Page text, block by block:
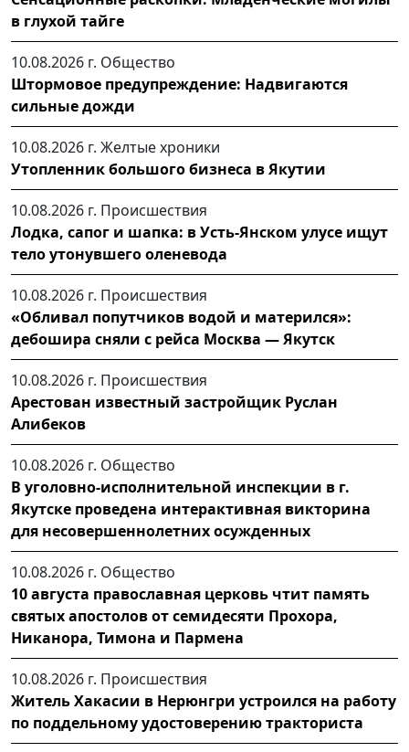
в глухой тайге
10.08.2026 г. Общество
Штормовое предупреждение: Надвигаются
сильные дожди
10.08.2026 г. Желтые хроники
Утопленник большого бизнеса в Якутии
10.08.2026 г. Происшествия
Лодка, сапог и шапка: в Усть-Янском улусе ищут
тело утонувшего оленевода
10.08.2026 г. Происшествия
«Обливал попутчиков водой и матерился»:
дебошира сняли с рейса Москва — Якутск
10.08.2026 г. Происшествия
Арестован известный застройщик Руслан
Алибеков
10.08.2026 г. Общество
В уголовно-исполнительной инспекции в г.
Якутске проведена интерактивная викторина
для несовершеннолетних осужденных
10.08.2026 г. Общество
10 августа православная церковь чтит память
святых апостолов от семидесяти Прохора,
Никанора, Тимона и Пармена
10.08.2026 г. Происшествия
Житель Хакасии в Нерюнгри устроился на работу
по поддельному удостоверению тракториста